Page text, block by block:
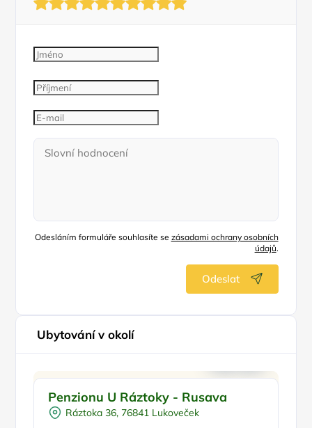
Odesláním formuláře souhlasíte se zásadami ochrany osobních
údajů.
Odeslat
Ubytování v okolí
Plná penze
Pro sportovce
Penzionu U Ráztoky - Rusava
Ráztoka 36, 76841 Lukoveček